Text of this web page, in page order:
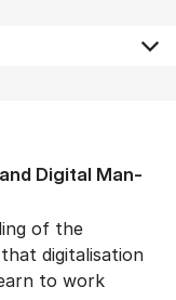
Di­git­al Man­
of the
digitalisation
to work